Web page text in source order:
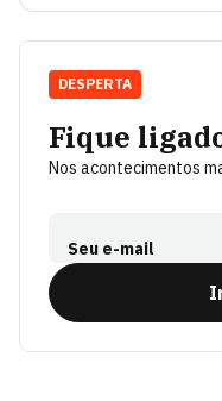
Fique
Nos acontecimentos
Seu e-mail
DESPERTA